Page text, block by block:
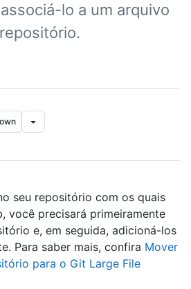
lo a um arquivo
seu repositório com os quais
você precisará primeiramente
e, em seguida, adicioná-los
Para saber mais, confira Mover
para o Git Large File